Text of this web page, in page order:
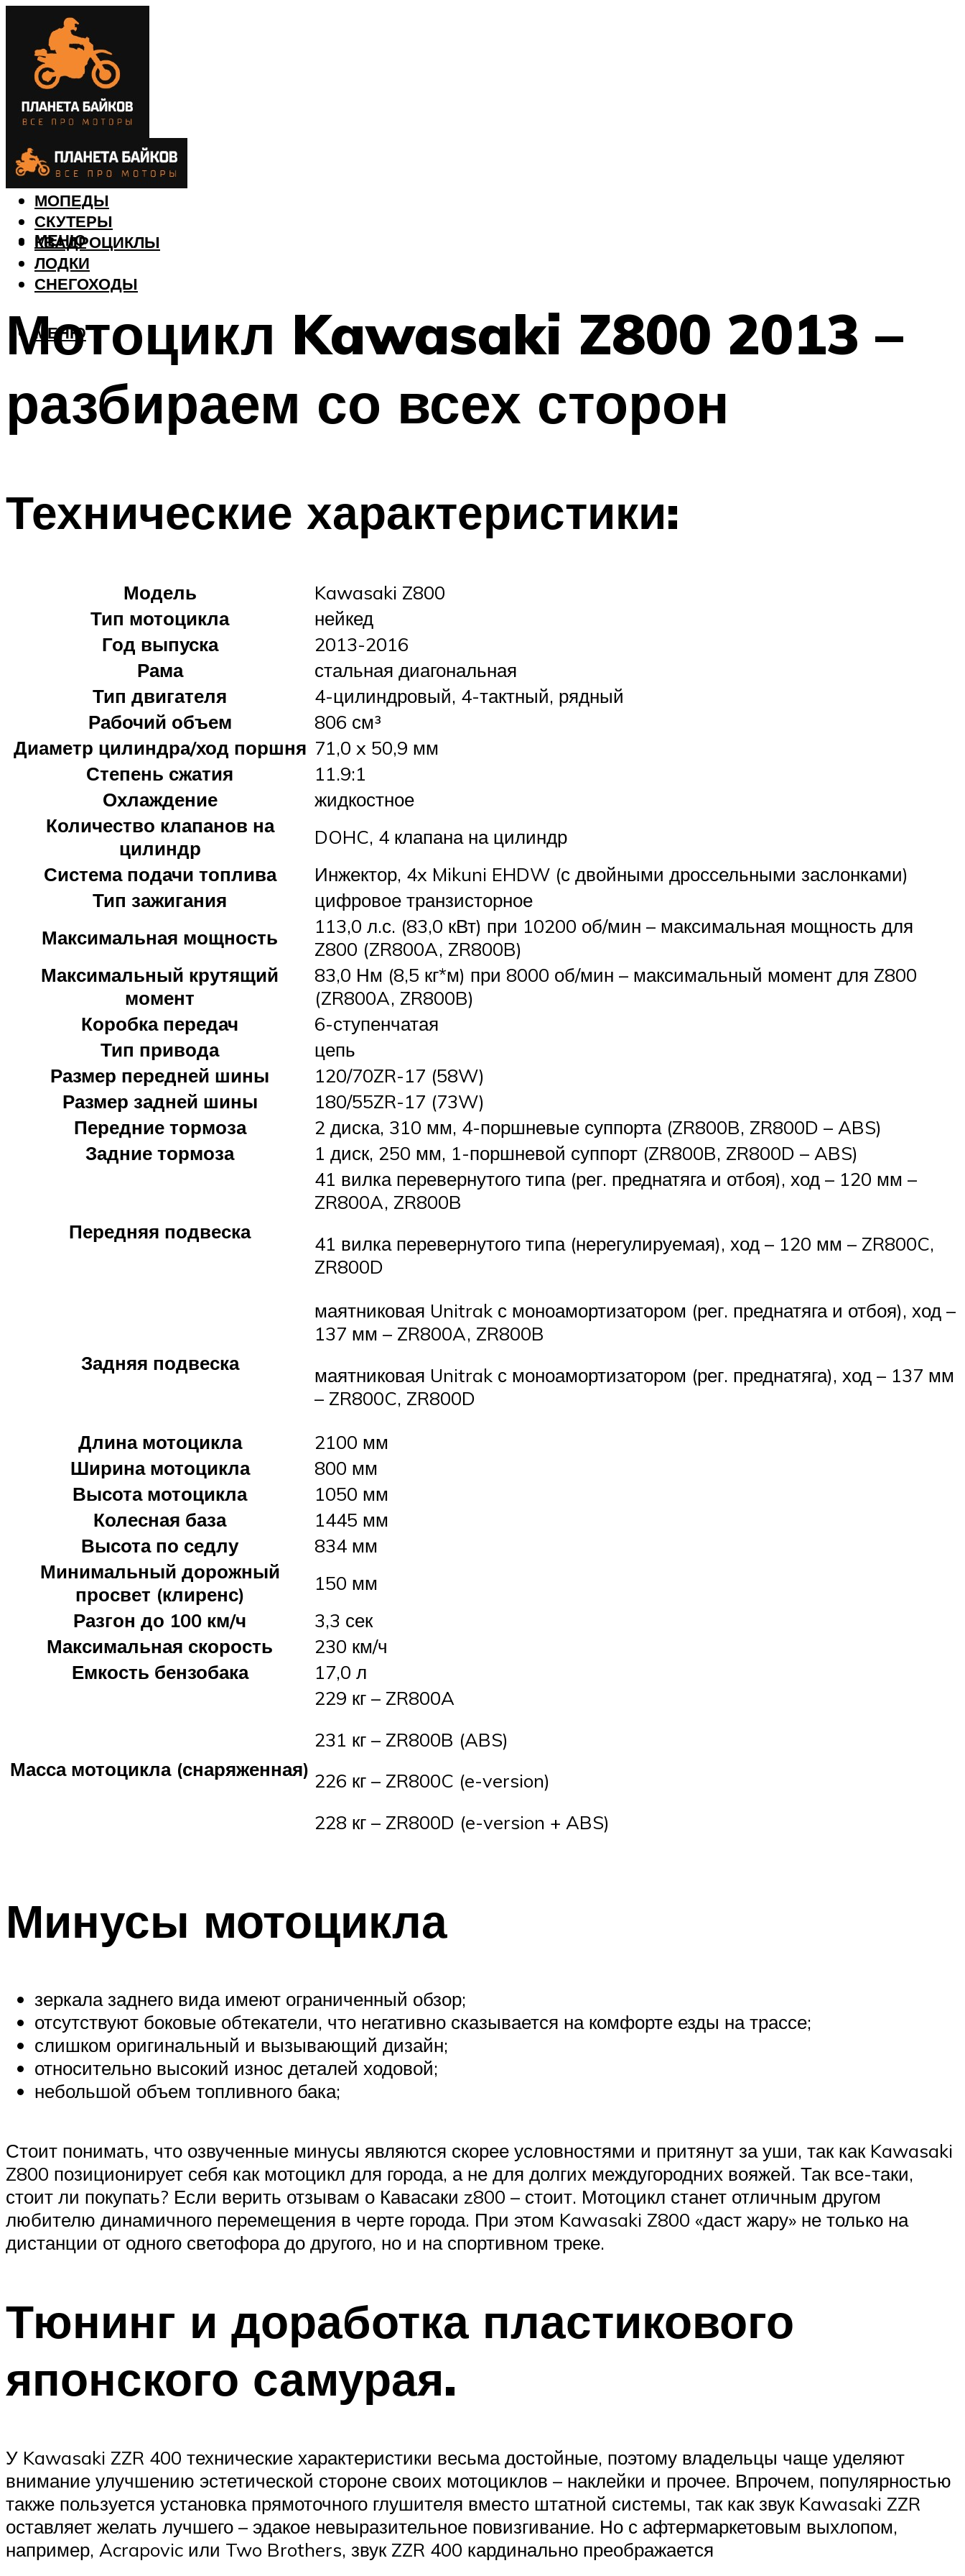
МОТОЦИКЛЫ
МОПЕДЫ
СКУТЕРЫ
КВАДРОЦИКЛЫ
ЛОДКИ
СНЕГОХОДЫ
МЕНЮ
МЕНЮ
Мотоцикл Kawasaki Z800 2013 –
разбираем со всех сторон
Технические характеристики:
Модель
Kawasaki Z800
Тип мотоцикла
нейкед
Год выпуска
2013-2016
Рама
стальная диагональная
Тип двигателя
4-цилиндровый, 4-тактный, рядный
Рабочий объем
806 см³
Диаметр цилиндра/ход поршня 71,0 x 50,9 мм
Степень сжатия
11.9:1
Охлаждение
жидкостное
Количество клапанов на
цилиндр
DOHC, 4 клапана на цилиндр
Система подачи топлива
Инжектор, 4x Mikuni EHDW (с двойными дроссельными заслонками)
Тип зажигания
цифровое транзисторное
Максимальная мощность
113,0 л.с. (83,0 кВт) при 10200 об/мин – максимальная мощность для
Z800 (ZR800A, ZR800B)
Максимальный крутящий
момент
83,0 Нм (8,5 кг*м) при 8000 об/мин – максимальный момент для Z800
(ZR800A, ZR800B)
Коробка передач
6-ступенчатая
Тип привода
цепь
Размер передней шины
120/70ZR-17 (58W)
Размер задней шины
180/55ZR-17 (73W)
Передние тормоза
2 диска, 310 мм, 4-поршневые суппорта (ZR800B, ZR800D – ABS)
Задние тормоза
1 диск, 250 мм, 1-поршневой суппорт (ZR800B, ZR800D – ABS)
Передняя подвеска
41 вилка перевернутого типа (рег. преднатяга и отбоя), ход – 120 мм –
ZR800A, ZR800B
41 вилка перевернутого типа (нерегулируемая), ход – 120 мм – ZR800C,
ZR800D
Задняя подвеска
маятниковая Unitrak с моноамортизатором (рег. преднатяга и отбоя), ход –
137 мм – ZR800A, ZR800B
маятниковая Unitrak с моноамортизатором (рег. преднатяга), ход – 137 мм
– ZR800C, ZR800D
Длина мотоцикла
2100 мм
Ширина мотоцикла
800 мм
Высота мотоцикла
1050 мм
Колесная база
1445 мм
Высота по седлу
834 мм
Минимальный дорожный
просвет (клиренс)
150 мм
Разгон до 100 км/ч
3,3 сек
Максимальная скорость
230 км/ч
Емкость бензобака
17,0 л
Масса мотоцикла (снаряженная)
229 кг – ZR800A
231 кг – ZR800B (ABS)
226 кг – ZR800C (e-version)
228 кг – ZR800D (e-version + ABS)
Минусы мотоцикла
зеркала заднего вида имеют ограниченный обзор;
отсутствуют боковые обтекатели, что негативно сказывается на комфорте езды на трассе;
слишком оригинальный и вызывающий дизайн;
относительно высокий износ деталей ходовой;
небольшой объем топливного бака;
Стоит понимать, что озвученные минусы являются скорее условностями и притянут за уши, так как Kawasaki
Z800 позиционирует себя как мотоцикл для города, а не для долгих междугородних вояжей. Так все-таки,
стоит ли покупать? Если верить отзывам о Кавасаки z800 – стоит. Мотоцикл станет отличным другом
любителю динамичного перемещения в черте города. При этом Kawasaki Z800 «даст жару» не только на
дистанции от одного светофора до другого, но и на спортивном треке.
Тюнинг и доработка пластикового
японского самурая.
У Kawasaki ZZR 400 технические характеристики весьма достойные, поэтому владельцы чаще уделяют
внимание улучшению эстетической стороне своих мотоциклов – наклейки и прочее. Впрочем, популярностью
также пользуется установка прямоточного глушителя вместо штатной системы, так как звук Kawasaki ZZR
оставляет желать лучшего – эдакое невыразительное повизгивание. Но с афтермаркетовым выхлопом,
например, Acrapovic или Two Brothers, звук ZZR 400 кардинально преображается